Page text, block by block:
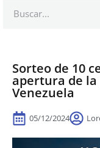
Sorteo de 10
apertura de
Venezuela
05/12/2024